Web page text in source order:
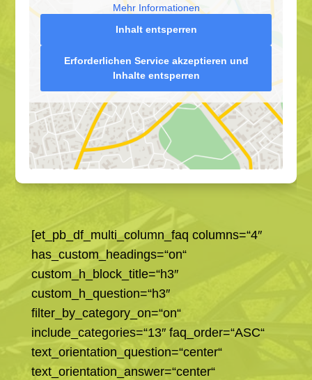
Mehr Informationen
Inhalt entsperren
Erforderlichen Service akzeptieren und
Inhalte entsperren
[et_pb_df_multi_column_faq columns=“4″
has_custom_headings=“on“
custom_h_block_title=“h3″
custom_h_question=“h3″
filter_by_category_on=“on“
include_categories=“13″ faq_order=“ASC“
text_orientation_question=“center“
text_orientation_answer=“center“